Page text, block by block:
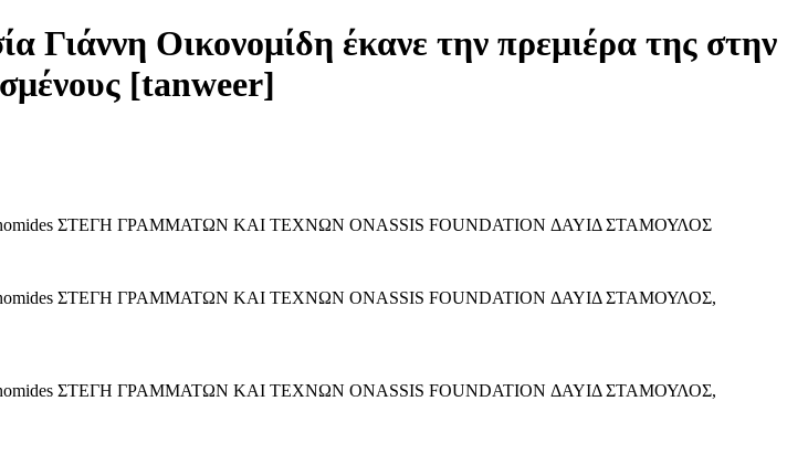
Γιάννη Οικονομίδη έκανε την πρεμιέρα της στην
[tanweer]
ΣΤΕΓΗ ΓΡΑΜΜΑΤΩΝ ΚΑΙ ΤΕΧΝΩΝ ONASSIS FOUNDATION ΔΑΥΙΔ ΣΤΑΜΟΥΛΟΣ
ΣΤΕΓΗ ΓΡΑΜΜΑΤΩΝ ΚΑΙ ΤΕΧΝΩΝ ONASSIS FOUNDATION ΔΑΥΙΔ ΣΤΑΜΟΥΛΟΣ,
ΣΤΕΓΗ ΓΡΑΜΜΑΤΩΝ ΚΑΙ ΤΕΧΝΩΝ ONASSIS FOUNDATION ΔΑΥΙΔ ΣΤΑΜΟΥΛΟΣ,